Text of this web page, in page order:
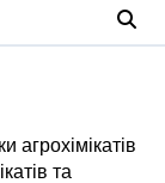
агрохімікатів
та